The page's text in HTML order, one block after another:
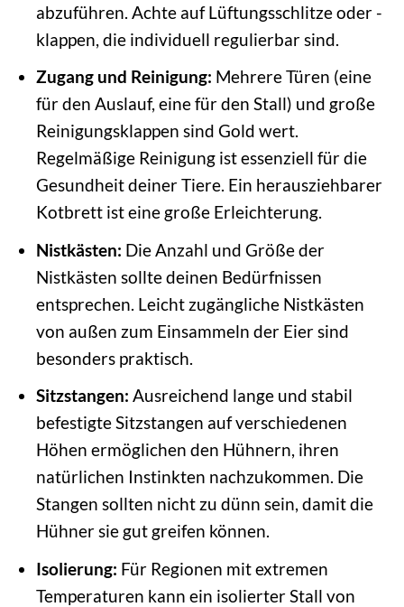
abzuführen. Achte auf Lüftungsschlitze oder -
klappen, die individuell regulierbar sind.
Zugang und Reinigung: Mehrere Türen (eine
für den Auslauf, eine für den Stall) und große
Reinigungsklappen sind Gold wert.
Regelmäßige Reinigung ist essenziell für die
Gesundheit deiner Tiere. Ein herausziehbarer
Kotbrett ist eine große Erleichterung.
Nistkästen: Die Anzahl und Größe der
Nistkästen sollte deinen Bedürfnissen
entsprechen. Leicht zugängliche Nistkästen
von außen zum Einsammeln der Eier sind
besonders praktisch.
Sitzstangen: Ausreichend lange und stabil
befestigte Sitzstangen auf verschiedenen
Höhen ermöglichen den Hühnern, ihren
natürlichen Instinkten nachzukommen. Die
Stangen sollten nicht zu dünn sein, damit die
Hühner sie gut greifen können.
Isolierung: Für Regionen mit extremen
Temperaturen kann ein isolierter Stall von